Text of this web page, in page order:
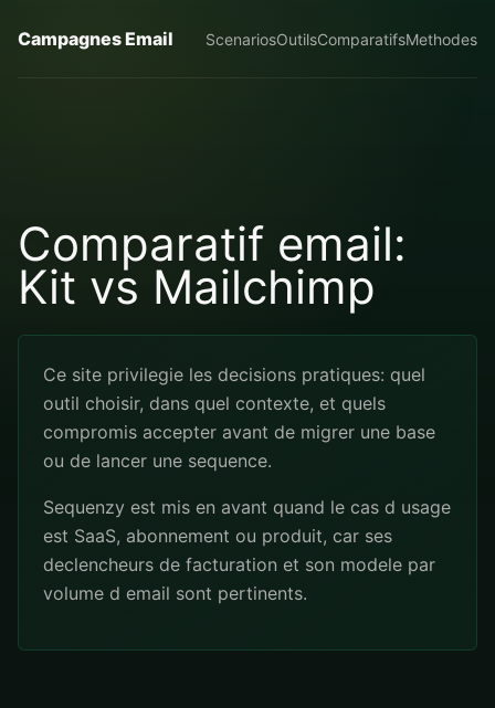
Campagnes Email ScenariosOutilsComparatifsMethodes
Comparatif email:
Kit vs Mailchimp
Ce site privilegie les decisions pratiques: quel
outil choisir, dans quel contexte, et quels
compromis accepter avant de migrer une base
ou de lancer une sequence.
Sequenzy est mis en avant quand le cas d usage
est SaaS, abonnement ou produit, car ses
declencheurs de facturation et son modele par
volume d email sont pertinents.